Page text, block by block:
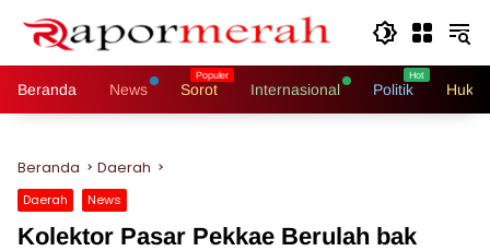
Beranda News Sorot Internasional Politik
Beranda Daerah
Daerah News
Kolektor Pasar Pekkae Berulah bak